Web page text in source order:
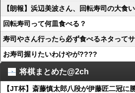
【朗報】浜辺美波さん、回転寿司の大食
回転寿司って何皿食べる？
寿司やさん行ったら必ず食べるネタって
お寿司握りたいわけやが????
将棋まとめた@2ch
【JT杯】斎藤慎太郎八段が伊藤匠二冠